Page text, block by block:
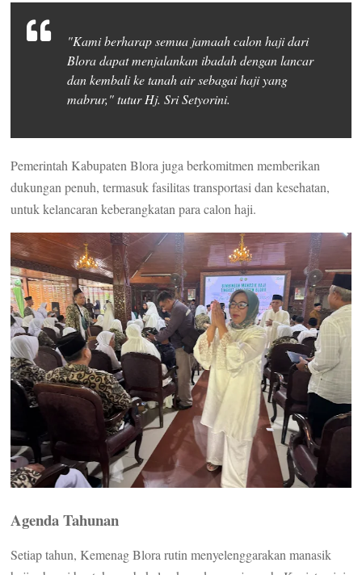
"Kami berharap semua jamaah calon haji dari
Blora dapat menjalankan ibadah dengan lancar
dan kembali ke tanah air sebagai haji yang
mabrur," tutur Hj. Sri Setyorini.
Pemerintah Kabupaten Blora juga berkomitmen memberikan
dukungan penuh, termasuk fasilitas transportasi dan kesehatan,
untuk kelancaran keberangkatan para calon haji.
Agenda Tahunan
Setiap tahun, Kemenag Blora rutin menyelenggarakan manasik